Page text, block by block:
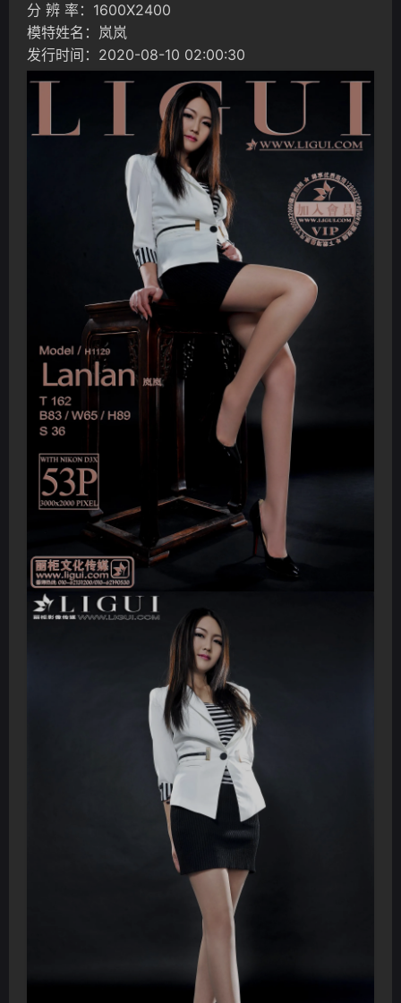
分 辨 率：1600X2400
模特姓名：岚岚
发行时间：2020-08-10 02:00:30